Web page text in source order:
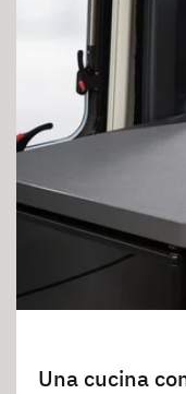
Una cucina